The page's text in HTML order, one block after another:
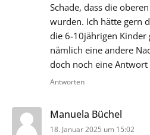
Schade, dass die
wurden. Ich hätte gern
die 6-10jährigen Kinder
nämlich eine andere
doch noch eine
Antworten
Manuela Büchel
18. Januar 2025 um 15:02